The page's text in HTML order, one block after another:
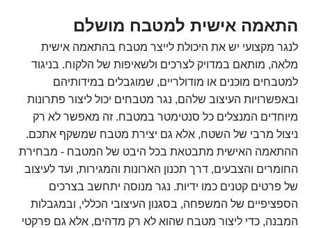
התאמה אישית למטבח מושלם
לנגר מקצועי יש את היכולת לייצר מטבח בהתאמה אישית
מלאה, מותאם במדויק לצרכים ולשאיפות של הלקוח. בניגוד
למטבחים מוכנים או מודולריים, שמוגבלים במידותיהם
ובאפשרויות העיצוב שלהם, נגר מטבחים יכול ליצור פתרונות
מיוחדים המנצלים כל סנטימטר במטבח. זה מאפשר לא רק
ניצול מרבי של השטח, אלא גם יצירת מטבח שמשקף אתכם.
ההתאמה האישית מתבטאת בכל היבט של המטבח - מבחירת
החומרים והצבעים, דרך תכנון הארונות והמגירות, ועד לעיצוב
של פרטים קטנים כמו ידיות. נגר מנוסה יתחשב בצרכים
הספציפיים של המשפחה, בסגנון העיצובי הכללי, ובמגבלות
המבנה, כדי ליצור מטבח שהוא לא רק מדהים, אלא גם פרקטי